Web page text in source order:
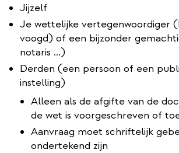
Jijzelf
Je wettelijke vertegenwoordiger
voogd) of een bijzonder
notaris …)
Derden (een persoon of een
instelling)
Alleen als de afgifte van de
de wet is voorgeschreven of
Aanvraag moet schriftelijk
ondertekend zijn